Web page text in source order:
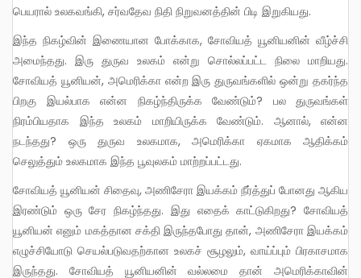
பெயரால் உலகவங்கி, சர்வதேவ நிதி நிறுவனத்தின் பிடி இறுகியது.
இந்த நிகழ்வின் இணையான போக்காக, சோவியத் யூனியனின் வீழ்ச்சி
அமைந்தது. இரு துருவ உலகம் என்று சொல்லப்பட்ட நிலை மாறியது.
சோவியத் யூனியன், அமெரிக்கா என்ற இரு துருவங்களில் ஒன்று தகர்ந்த
பிறகு இயல்பாக என்ன நிகழ்ந்திருக்க வேண்டும்? பல துருவங்கள்
நிரம்பியதாக இந்த உலகம் மாறியிருக்க வேண்டும். ஆனால், என்ன
நடந்தது? ஒரு துருவ உலகமாக, அமெரிக்கா ஏகமாக ஆதிக்கம்
செலுத்தும் உலகமாக இந்த பூவுலகம் மாற்றப்பட்டது.
சோவியத் யூனியன் சிதைவு, அணிசேரா இயக்கம் நீர்த்துப் போனது ஆகிய
இரண்டும் ஒரு சேர நிகழ்ந்தது. இது எதைக் காட்டுகிறது? சோவியத்
யூனியன் எனும் மகத்தான சக்தி இருந்தபோது தான், அணிசேரா இயக்கம்
எழுச்சியோடு செயல்படுவதற்கான உலகச் சூழலும், வாய்ப்பும் பிரகாசமாக
இருந்தது. சோவியத் யூனியனின் வல்லமை தான் அமெரிக்காவின்